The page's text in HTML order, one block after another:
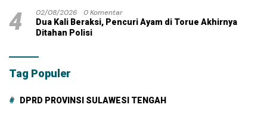
4 02/08/2026
0 Komentar
Dua Kali Beraksi, Pencuri Ayam di Torue Akhirnya
Ditahan Polisi
Tag Populer
DPRD PROVINSI SULAWESI TENGAH